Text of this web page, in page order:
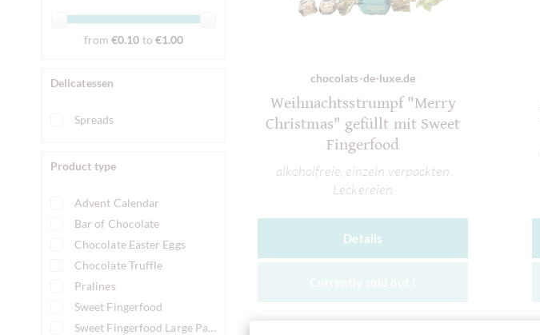
from€0.10 to €1.00
Delicatessen
Spreads
Product type
Advent Calendar
Bar of Chocolate
Chocolate Easter Eggs
Chocolate Truffle
Pralines
Sweet Fingerfood
Sweet Fingerfood Large Pack
chocolats-de-luxe.de
Weihnachtsstrumpf "Merry
Christmas" gefüllt mit Sweet
Fingerfood
alkoholfreie, einzeln verpackten
Leckereien
Details